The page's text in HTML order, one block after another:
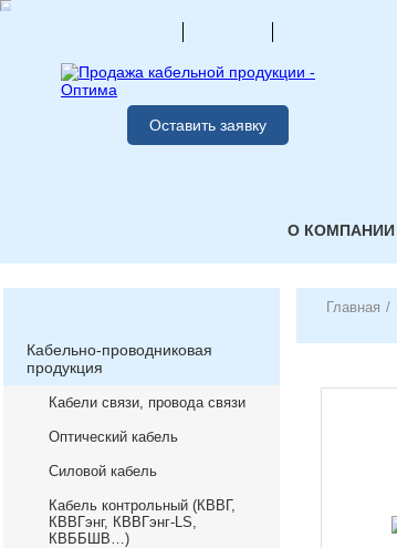
Оставить заявку
О КОМПАНИИ
Кабельно-проводниковая
продукция
Кабели связи, провода связи
Оптический кабель
Силовой кабель
Кабель контрольный (КВВГ,
КВВГэнг, КВВГэнг-LS,
КВББШВ…)
Главная /